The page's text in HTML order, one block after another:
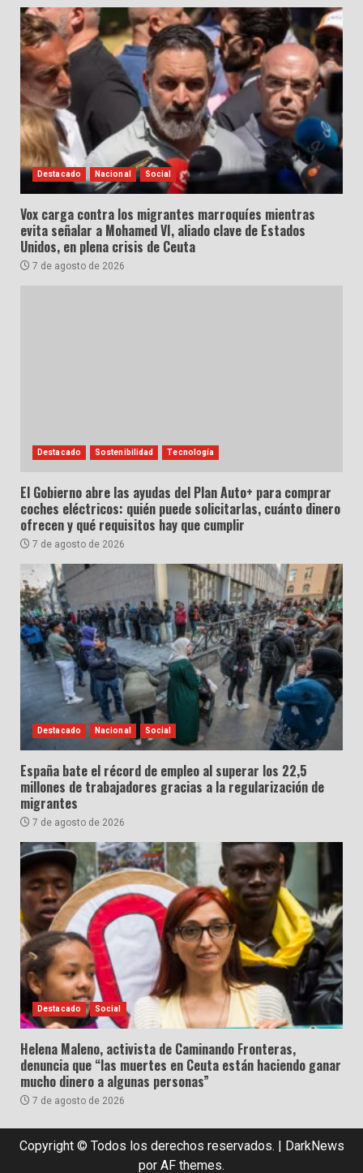
Destacado Nacional Social
Vox carga contra los migrantes marroquíes mientras
evita señalar a Mohamed VI, aliado clave de Estados
Unidos, en plena crisis de Ceuta
7 de agosto de 2026
Destacado Sostenibilidad Tecnología
El Gobierno abre las ayudas del Plan Auto+ para comprar
coches eléctricos: quién puede solicitarlas, cuánto dinero
ofrecen y qué requisitos hay que cumplir
7 de agosto de 2026
Destacado Nacional Social
España bate el récord de empleo al superar los 22,5
millones de trabajadores gracias a la regularización de
migrantes
7 de agosto de 2026
Destacado Social
Helena Maleno, activista de Caminando Fronteras,
denuncia que “las muertes en Ceuta están haciendo ganar
mucho dinero a algunas personas”
7 de agosto de 2026
Copyright © Todos los derechos reservados. | DarkNews
por AF themes.